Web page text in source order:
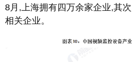
8月,上海拥有四万余家企业,其
相关企业。